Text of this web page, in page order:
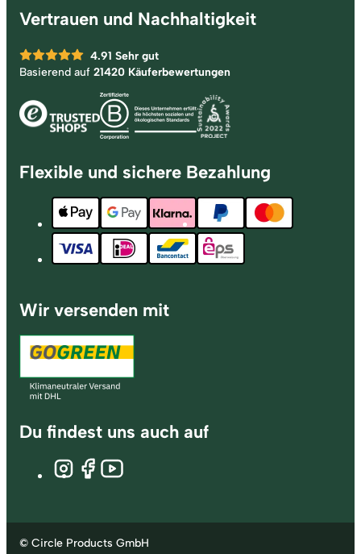
Vertrauen und Nachhaltigkeit
4.91 Sehr gut
Basierend auf 21420 Käuferbewertungen
Flexible und sichere Bezahlung
Wir versenden mit
Du findest uns auch auf
© Circle Products GmbH